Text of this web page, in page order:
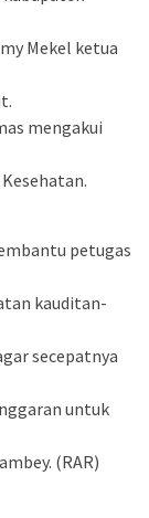
Mekel ketua
mengakui
petugas
kauditan-
secepatnya
untuk
(RAR)